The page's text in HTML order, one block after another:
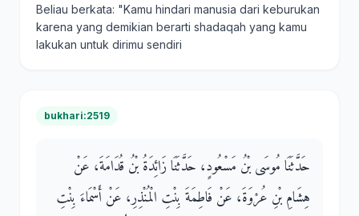
Beliau berkata: "Kamu hindari manusia dari keburukan
karena yang demikian berarti shadaqah yang kamu
lakukan untuk dirimu sendiri
bukhari:2519
حَدَّثَنَا مُوسَى بْنُ مَسْعُودٍ، حَدَّثَنَا زَائِدَةُ بْنُ قُدَامَةَ، عَنْ
هِشَامِ بْنِ عُرْوَةَ، عَنْ فَاطِمَةَ بِنْتِ الْمُنْذِرِ، عَنْ أَسْمَاءَ بِنْتِ